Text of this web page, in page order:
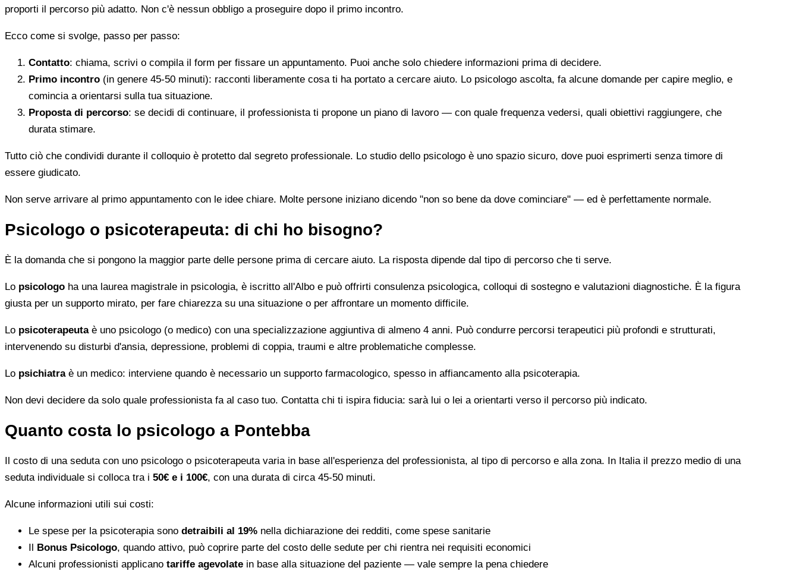
proporti il percorso più adatto. Non c'è nessun obbligo a proseguire dopo il primo incontro.
Ecco come si svolge, passo per passo:
Contatto: chiama, scrivi o compila il form per fissare un appuntamento. Puoi anche solo chiedere informazioni prima di decidere.
Primo incontro (in genere 45-50 minuti): racconti liberamente cosa ti ha portato a cercare aiuto. Lo psicologo ascolta, fa alcune domande per capire meglio, e
comincia a orientarsi sulla tua situazione.
Proposta di percorso: se decidi di continuare, il professionista ti propone un piano di lavoro — con quale frequenza vedersi, quali obiettivi raggiungere, che
durata stimare.
Tutto ciò che condividi durante il colloquio è protetto dal segreto professionale. Lo studio dello psicologo è uno spazio sicuro, dove puoi esprimerti senza timore di
essere giudicato.
Non serve arrivare al primo appuntamento con le idee chiare. Molte persone iniziano dicendo "non so bene da dove cominciare" — ed è perfettamente normale.
Psicologo o psicoterapeuta: di chi ho bisogno?
È la domanda che si pongono la maggior parte delle persone prima di cercare aiuto. La risposta dipende dal tipo di percorso che ti serve.
Lo psicologo ha una laurea magistrale in psicologia, è iscritto all'Albo e può offrirti consulenza psicologica, colloqui di sostegno e valutazioni diagnostiche. È la figura
giusta per un supporto mirato, per fare chiarezza su una situazione o per affrontare un momento difficile.
Lo psicoterapeutaè uno psicologo (o medico) con una specializzazione aggiuntiva di almeno 4 anni. Può condurre percorsi terapeutici più profondi e strutturati,
intervenendo su disturbi d'ansia, depressione, problemi di coppia, traumi e altre problematiche complesse.
Lo psichiatraè un medico: interviene quando è necessario un supporto farmacologico, spesso in affiancamento alla psicoterapia.
Non devi decidere da solo quale professionista fa al caso tuo. Contatta chi ti ispira fiducia: sarà lui o lei a orientarti verso il percorso più indicato.
Quanto costa lo psicologo a Pontebba
Il costo di una seduta con uno psicologo o psicoterapeuta varia in base all'esperienza del professionista, al tipo di percorso e alla zona. In Italia il prezzo medio di una
seduta individuale si colloca tra i 50€ e i 100€, con una durata di circa 45-50 minuti.
Alcune informazioni utili sui costi:
Le spese per la psicoterapia sono detraibili al 19% nella dichiarazione dei redditi, come spese sanitarie
Il Bonus Psicologo, quando attivo, può coprire parte del costo delle sedute per chi rientra nei requisiti economici
Alcuni professionisti applicano tariffe agevolate in base alla situazione del paziente — vale sempre la pena chiedere